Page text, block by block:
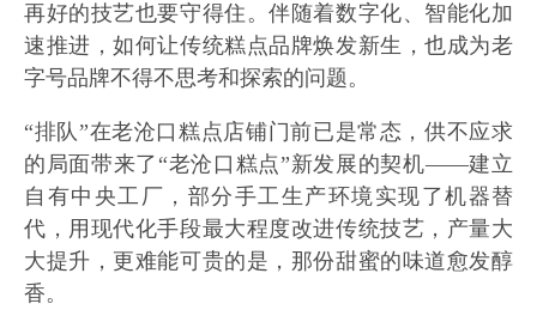
再好的技艺也要守得住。伴随着数字化、智能化加
速推进，如何让传统糕点品牌焕发新生，也成为老
字号品牌不得不思考和探索的问题。
“排队”在老沧口糕点店铺门前已是常态，供不应求
的局面带来了“老沧口糕点”新发展的契机——建立
自有中央工厂，部分手工生产环境实现了机器替
代，用现代化手段最大程度改进传统技艺，产量大
大提升，更难能可贵的是，那份甜蜜的味道愈发醇
香。